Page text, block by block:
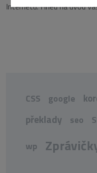
Internetu. Hned na úvod
CSS google
překlady seo
wp